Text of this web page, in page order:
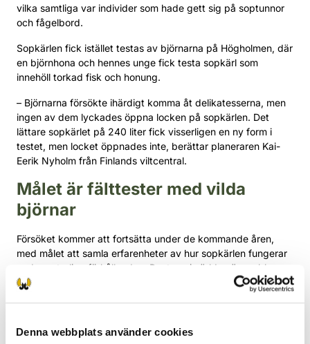
Denna webbplats använder cookies
vilka samtliga var individer som hade gett sig på soptunnor
och fågelbord.
Sopkärlen fick istället testas av björnarna på Högholmen, där
en björnhona och hennes unge fick testa sopkärl som
innehöll torkad fisk och honung.
– Björnarna försökte ihärdigt komma åt delikatesserna, men
ingen av dem lyckades öppna locken på sopkärlen. Det
lättare sopkärlet på 240 liter fick visserligen en ny form i
testet, men locket öppnades inte, berättar planeraren Kai-
Eerik Nyholm från Finlands viltcentral.
Målet är fälttester med vilda
björnar
Försöket kommer att fortsätta under de kommande åren,
med målet att samla erfarenheter av hur sopkärlen fungerar
under naturliga förhållanden. Runt om i världen är problem
orsakade av björnar ofta relaterade till föda som finns
tillgänglig i närheten av mänsklig bosättning. Därför är det
mellan björnar och människor.